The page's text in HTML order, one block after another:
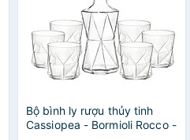
Bộ bình ly rượu thủy tinh
Cassiopea - Bormioli Rocco -